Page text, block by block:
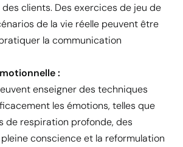
clients. Des exercices de jeu de
de la vie réelle peuvent être
la communication
:
enseigner des techniques
les émotions, telles que
de respiration profonde, des
conscience et la reformulation